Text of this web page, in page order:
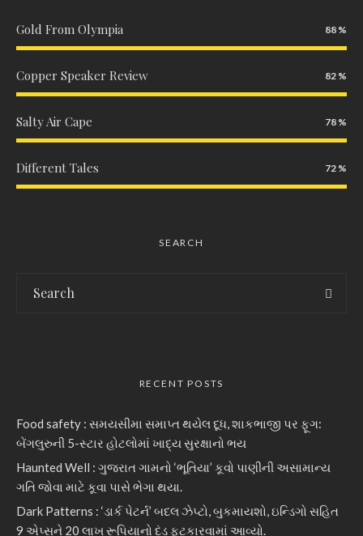
Gold From Olympia 88
Copper Speaker Review 82
Salty Air Cape 78
Different Tales 72
SEARCH
RECENT POSTS
Food safety : સમયસીમા સમાપ્ત થયેલ દૂધ, શાકભાજી પર ફૂગ:
બેંગલુરુની 5-સ્ટાર હોટલોમાં ખાદ્ય સુરક્ષાનો ભય
Haunted Well : ગુજરાત ગામનો ‘ભૂતિયા’ કૂવો પાણીની અસામાન્ય
ગતિ જોવા માટે કૂવા પાસે ભેગા થયા.
Dark Patterns : ‘ડાર્ક પેટર્ન’ બદલ ઝેપ્ટો, બુકમાયશો, ઇન્ડિગો સહિત
9 એપ્સને 20 લાખ રૂપિયાનો દંડ ફટકારવામાં આવ્યો.